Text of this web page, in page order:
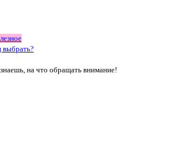
выбрать?
на что обращать внимание!